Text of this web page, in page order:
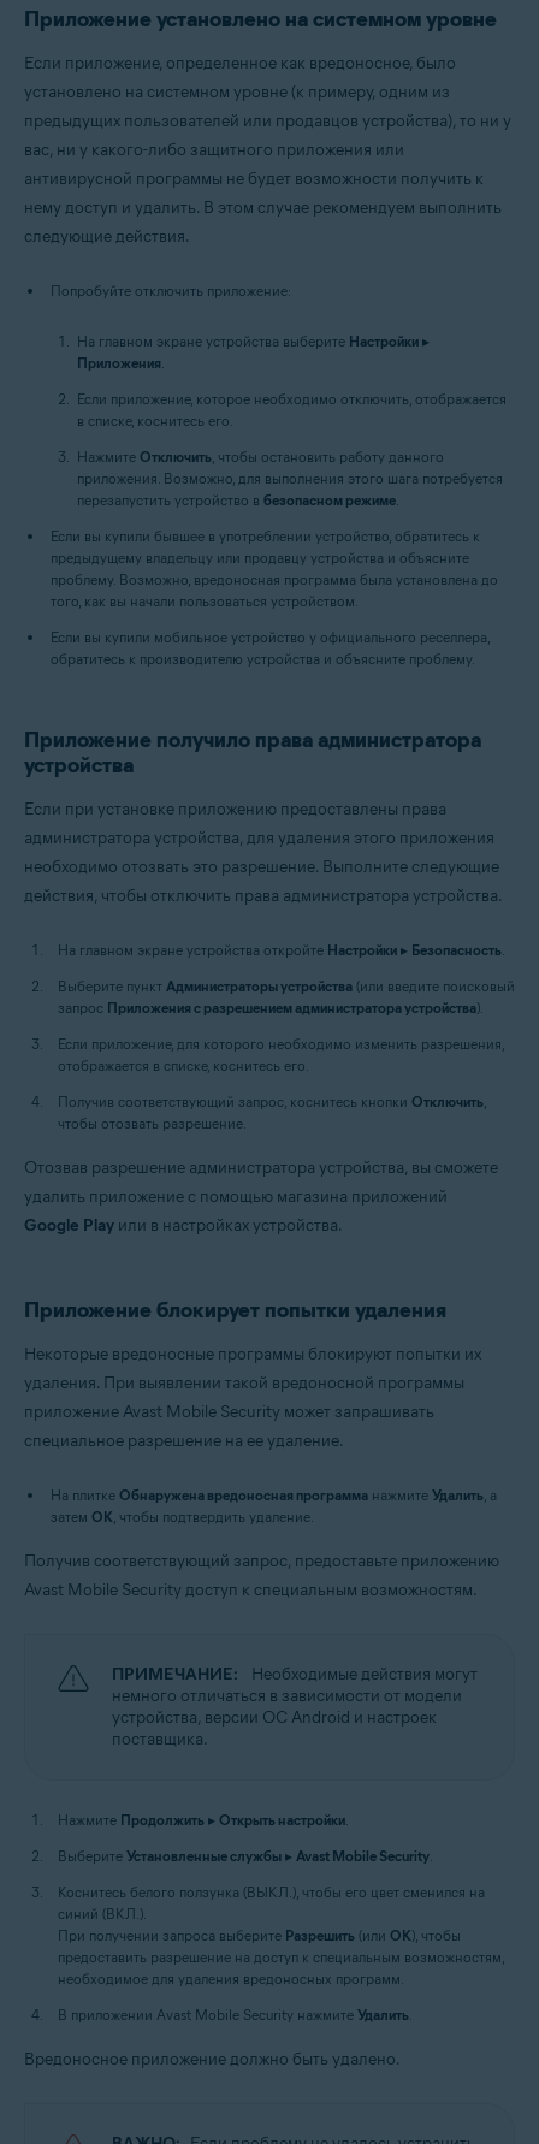
Приложение установлено на системном уровне
Если приложение, определенное как вредоносное, было
установлено на системном уровне (к примеру, одним из
предыдущих пользователей или продавцов устройства), то ни у
вас, ни у какого-либо защитного приложения или
антивирусной программы не будет возможности получить к
нему доступ и удалить. В этом случае рекомендуем выполнить
следующие действия.
Попробуйте отключить приложение:
На главном экране устройства выберите Настройки ▸
Приложения.
Если приложение, которое необходимо отключить, отображается
в списке, коснитесь его.
Нажмите Отключить, чтобы остановить работу данного
приложения. Возможно, для выполнения этого шага потребуется
перезапустить устройство в безопасном режиме.
Если вы купили бывшее в употреблении устройство, обратитесь к
предыдущему владельцу или продавцу устройства и объясните
проблему. Возможно, вредоносная программа была установлена до
того, как вы начали пользоваться устройством.
Если вы купили мобильное устройство у официального реселлера,
обратитесь к производителю устройства и объясните проблему.
Приложение получило права администратора
устройства
Если при установке приложению предоставлены права
администратора устройства, для удаления этого приложения
необходимо отозвать это разрешение. Выполните следующие
действия, чтобы отключить права администратора устройства.
На главном экране устройства откройте Настройки ▸ Безопасность.
Выберите пункт Администраторы устройства (или введите поисковый
запрос Приложения с разрешением администратора устройства).
Если приложение, для которого необходимо изменить разрешения,
отображается в списке, коснитесь его.
Получив соответствующий запрос, коснитесь кнопки Отключить,
чтобы отозвать разрешение.
Отозвав разрешение администратора устройства, вы сможете
удалить приложение с помощью магазина приложений
Google Play или в настройках устройства.
Приложение блокирует попытки удаления
Некоторые вредоносные программы блокируют попытки их
удаления. При выявлении такой вредоносной программы
приложение Avast Mobile Security может запрашивать
специальное разрешение на ее удаление.
На плитке Обнаружена вредоносная программа нажмите Удалить, а
затем OК, чтобы подтвердить удаление.
Получив соответствующий запрос, предоставьте приложению
Avast Mobile Security доступ к специальным возможностям.
ПРИМЕЧАНИЕ:
Необходимые действия могут
немного отличаться в зависимости от модели
устройства, версии ОС Android и настроек
поставщика.
Нажмите Продолжить ▸ Открыть настройки.
Выберите Установленные службы ▸ Avast Mobile Security.
Коснитесь белого ползунка (ВЫКЛ.), чтобы его цвет сменился на
синий (ВКЛ.).
При получении запроса выберите Разрешить (или OK), чтобы
предоставить разрешение на доступ к специальным возможностям,
необходимое для удаления вредоносных программ.
В приложении Avast Mobile Security нажмите Удалить.
Вредоносное приложение должно быть удалено.